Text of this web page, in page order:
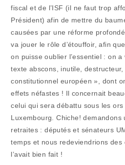
fiscal et de l’ISF (il ne faut trop
Président) afin de mettre du
causées par une réforme
va jouer le rôle d’étouffoir, afin
on puisse oublier l’essentiel : on
texte abscons, inutile, destructeur,
constitutionnel européen », dont
effets néfastes ! Il concernait
celui qui sera débattu sous les ors
Luxembourg. Chiche! demandons
retraites : députés et sénateurs
temps et nous redeviendrions des
l’avait bien fait !